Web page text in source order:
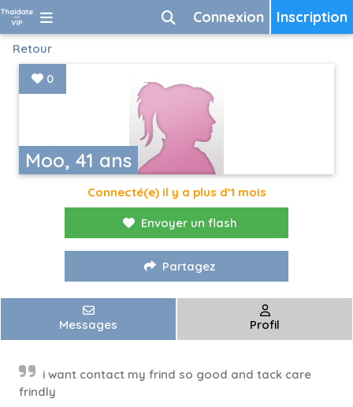
Inscription
Connexion
Retour
Moo, 41 ans
0
Connecté(e) il y a plus d'1 mois
Envoyer un flash
Partagez
Messages Profil
i want contact my frind so good and tack care
frindly